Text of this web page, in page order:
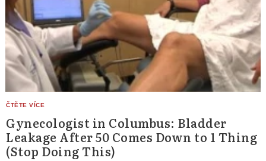
Gynecologist in Columbus: Bladder
Leakage After 50 Comes Down to 1 Thing
(Stop Doing This)